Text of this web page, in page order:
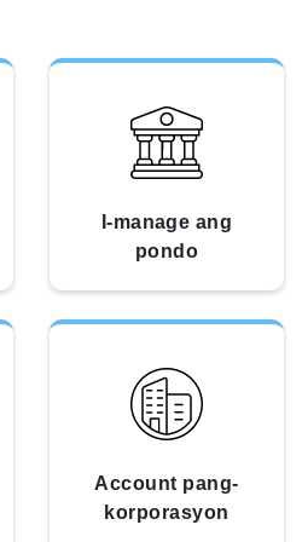
I-manage ang
pondo
Account pang-
korporasyon